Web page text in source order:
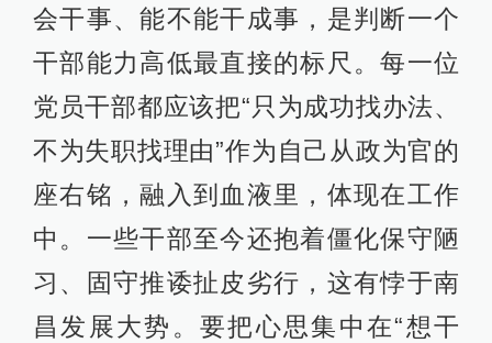
会干事、能不能干成事，是判断一个
干部能力高低最直接的标尺。每一位
党员干部都应该把“只为成功找办法、
不为失职找理由”作为自己从政为官的
座右铭，融入到血液里，体现在工作
中。一些干部至今还抱着僵化保守陋
习、固守推诿扯皮劣行，这有悖于南
昌发展大势。要把心思集中在“想干